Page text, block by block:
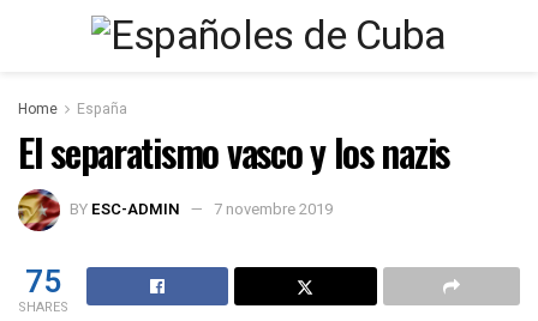
Home España
El separatismo vasco y los nazis
BY ESC-ADMIN 7 novembre 2019
75
SHARES